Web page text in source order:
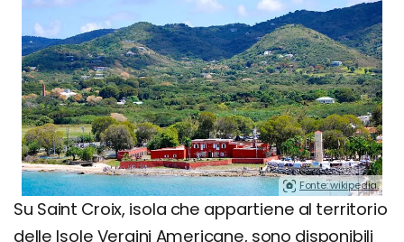
Fonte: wikipedia.
Su Saint Croix, isola che appartiene al territorio
delle Isole Vergini Americane, sono disponibili